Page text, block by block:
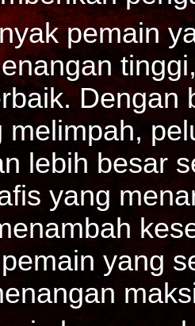
pemain
Dengan
melimpah,
lebih besar
yang
yang